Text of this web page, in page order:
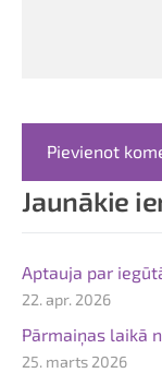
Jaunākie
Aptauja par
22. apr. 2026
Pārmaiņas laikā
25. marts 2026